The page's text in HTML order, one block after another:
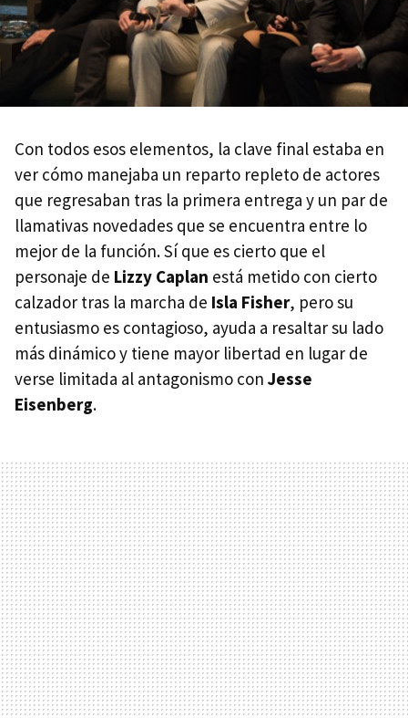
Con todos esos elementos, la clave final estaba en
ver cómo manejaba un reparto repleto de actores
que regresaban tras la primera entrega y un par de
llamativas novedades que se encuentra entre lo
mejor de la función. Sí que es cierto que el
personaje de Lizzy Caplan está metido con cierto
calzador tras la marcha de Isla Fisher, pero su
entusiasmo es contagioso, ayuda a resaltar su lado
más dinámico y tiene mayor libertad en lugar de
verse limitada al antagonismo con Jesse
Eisenberg.